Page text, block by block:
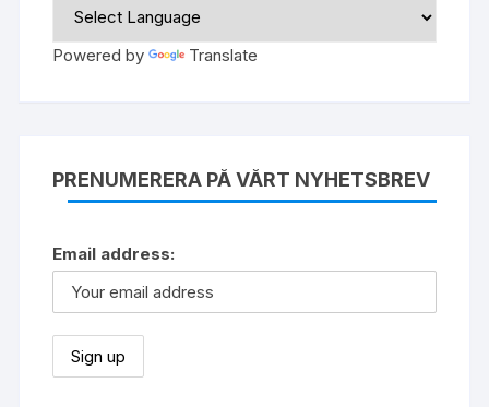
Powered by Translate
PRENUMERERA PÅ VÅRT NYHETSBREV
Email address: